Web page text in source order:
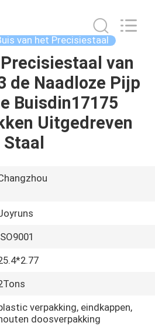
van het Precisiestaal
van
de Naadloze Pijp
Buisdin17175
Uitgedreven
Staal
verpakking, eindkappen,
doosverpakking